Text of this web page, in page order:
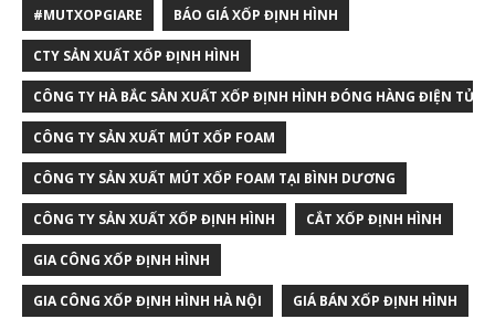
#MUTXOPGIARE BÁO GIÁ XỐP ĐỊNH HÌNH
CTY SẢN XUẤT XỐP ĐỊNH HÌNH
CÔNG TY HÀ BẮC SẢN XUẤT XỐP ĐỊNH HÌNH ĐÓNG HÀNG ĐIỆN TỬ
CÔNG TY SẢN XUẤT MÚT XỐP FOAM
CÔNG TY SẢN XUẤT MÚT XỐP FOAM TẠI BÌNH DƯƠNG
CÔNG TY SẢN XUẤT XỐP ĐỊNH HÌNH CẮT XỐP ĐỊNH HÌNH
GIA CÔNG XỐP ĐỊNH HÌNH
GIA CÔNG XỐP ĐỊNH HÌNH HÀ NỘI GIÁ BÁN XỐP ĐỊNH HÌNH